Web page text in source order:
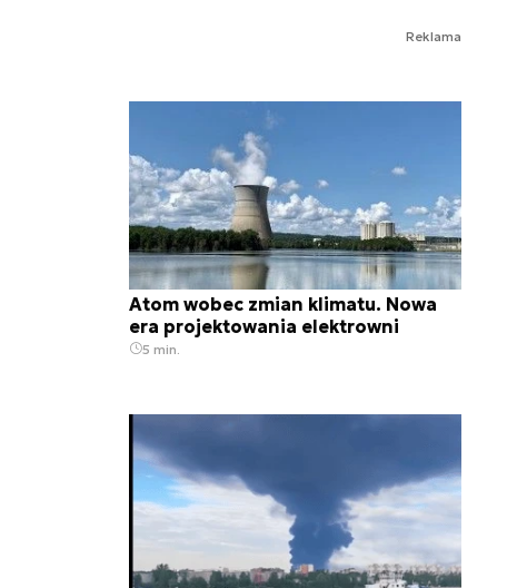
Reklama
Atom wobec zmian klimatu. Nowa
era projektowania elektrowni
5 min.